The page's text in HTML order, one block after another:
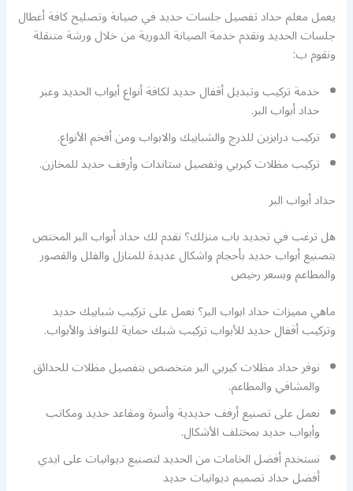
يعمل معلم حداد تفصيل جلسات حديد في صيانة وتصليح كافة أعطال
جلسات الحديد ونقدم خدمة الصيانة الدورية من خلال ورشة متنقلة
ونقوم ب:
خدمة تركيب وتبديل أقفال حديد لكافة أنواع أبواب الحديد وعبر
حداد أبواب البر.
تركيب درابزين للدرج والشبابيك والابواب ومن أفخم الأنواع.
تركيب مظلات كيربي وتفصيل ستاندات وأرفف حديد للمخازن.
حداد أبواب البر
هل ترغب في تجديد باب منزلك؟ نقدم لك حداد أبواب البر المختص
بتصنيع أبواب حديد بأحجام واشكال عديدة للمنازل والفلل والقصور
والمطاعم وبسعر رخيص
ماهي مميزات حداد ابواب البر؟ نعمل على تركيب شبابيك حديد
وتركيب أقفال حديد للأبواب تركيب شبك حماية للنوافذ والأبواب.
نوفر حداد مظلات كيربي البر متخصص بتفصيل مظلات للحدائق
والمشافي والمطاعم.
نعمل على تصنيع أرفف حديدية وأسرة ومقاعد حديد ومكاتب
وأبواب حديد بمختلف الأشكال.
نستخدم أفضل الخامات من الحديد لتصنيع ديوانيات على ايدي
أفضل حداد تصميم ديوانيات حديد